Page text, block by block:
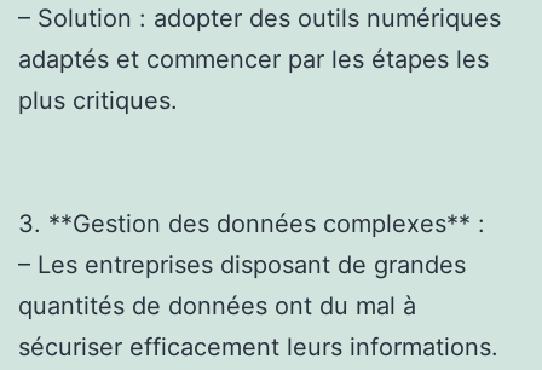
– Solution : adopter des outils numériques
adaptés et commencer par les étapes les
plus critiques.
3. **Gestion des données complexes** :
– Les entreprises disposant de grandes
quantités de données ont du mal à
sécuriser efficacement leurs informations.